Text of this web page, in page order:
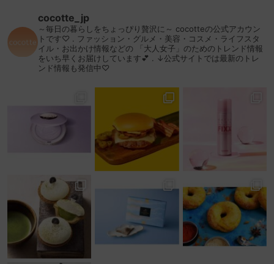
cocotte_jp
～毎日の暮らしをちょっぴり贅沢に～ cocotteの公式アカウン
トです♡
ファッション・グルメ・美容・コスメ・ライフスタ
イル・お出かけ情報などの 「大人女子」のためのトレンド情報
をいち早くお届けしています💕
↓公式サイトでは最新のトレ
ンド情報も発信中♡